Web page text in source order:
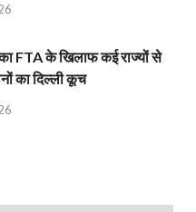
FTA के खिलाफ कई राज्यों से
का दिल्ली कूच